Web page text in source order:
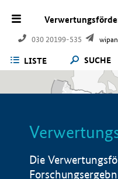
030 20199-535
LISTE SUCHE
Die